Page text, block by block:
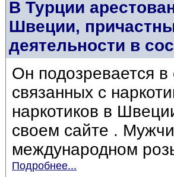
В Турции
Швеции,
деятельности в
Он подозревается
связанных с
наркотиков в
своем сайте .
международном
Подробнее...